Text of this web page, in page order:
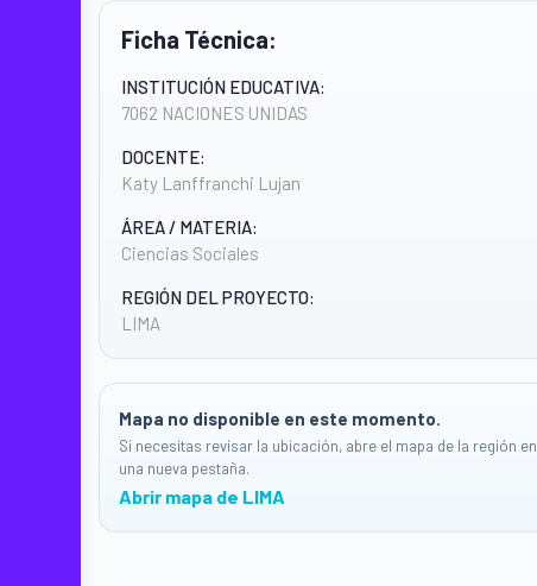
Ficha Técnica:
INSTITUCIÓN EDUCATIVA:
7062 NACIONES UNIDAS
DOCENTE:
Katy Lanffranchi Lujan
ÁREA / MATERIA:
Ciencias Sociales
REGIÓN DEL PROYECTO:
LIMA
Mapa no disponible en este momento.
Si necesitas revisar la ubicación, abre el mapa de la región en
una nueva pestaña.
Abrir mapa de LIMA